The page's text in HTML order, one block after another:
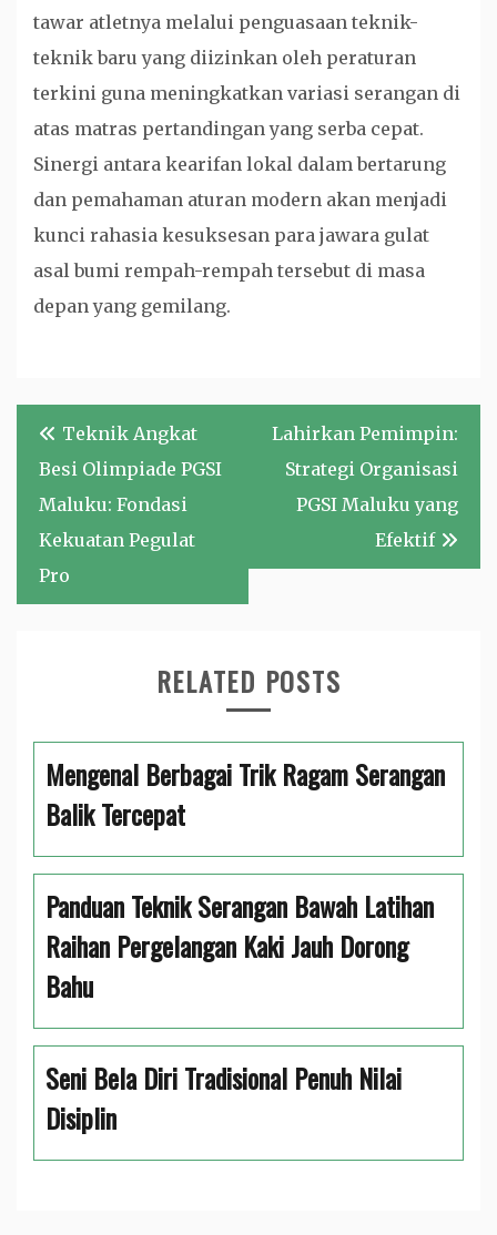
tawar atletnya melalui penguasaan teknik-
teknik baru yang diizinkan oleh peraturan
terkini guna meningkatkan variasi serangan di
atas matras pertandingan yang serba cepat.
Sinergi antara kearifan lokal dalam bertarung
dan pemahaman aturan modern akan menjadi
kunci rahasia kesuksesan para jawara gulat
asal bumi rempah-rempah tersebut di masa
depan yang gemilang.
Navigasi
pos
Teknik Angkat
Besi Olimpiade PGSI
Maluku: Fondasi
Kekuatan Pegulat
Pro
Lahirkan Pemimpin:
Strategi Organisasi
PGSI Maluku yang
Efektif
RELATED POSTS
Mengenal Berbagai Trik Ragam Serangan
Balik Tercepat
Panduan Teknik Serangan Bawah Latihan
Raihan Pergelangan Kaki Jauh Dorong
Bahu
Seni Bela Diri Tradisional Penuh Nilai
Disiplin